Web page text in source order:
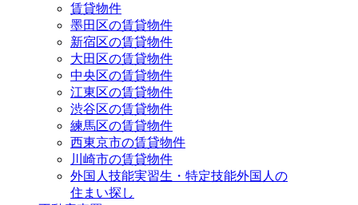
賃貸物件
墨田区の賃貸物件
新宿区の賃貸物件
大田区の賃貸物件
中央区の賃貸物件
江東区の賃貸物件
渋谷区の賃貸物件
練馬区の賃貸物件
西東京市の賃貸物件
川崎市の賃貸物件
外国人技能実習生・特定技能外国人の
住まい探し